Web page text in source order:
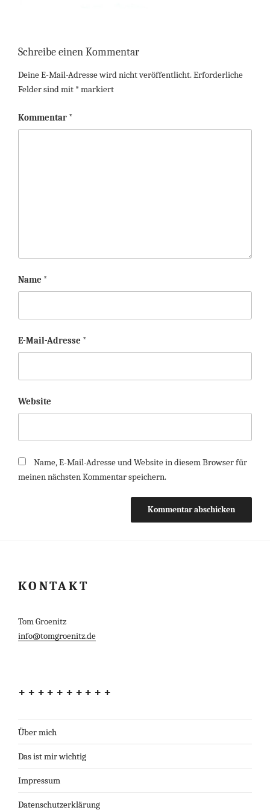
Schreibe einen Kommentar
Deine E-Mail-Adresse wird nicht veröffentlicht.Erforderliche
Felder sind mit *markiert
Kommentar *
Name *
E-Mail-Adresse *
Website
Name, E-Mail-Adresse und Website in diesem Browser für
meinen nächsten Kommentar speichern.
KONTAKT
Tom Groenitz
info@tomgroenitz.de
++++++++++
Über mich
Das ist mir wichtig
Impressum
Datenschutzerklärung